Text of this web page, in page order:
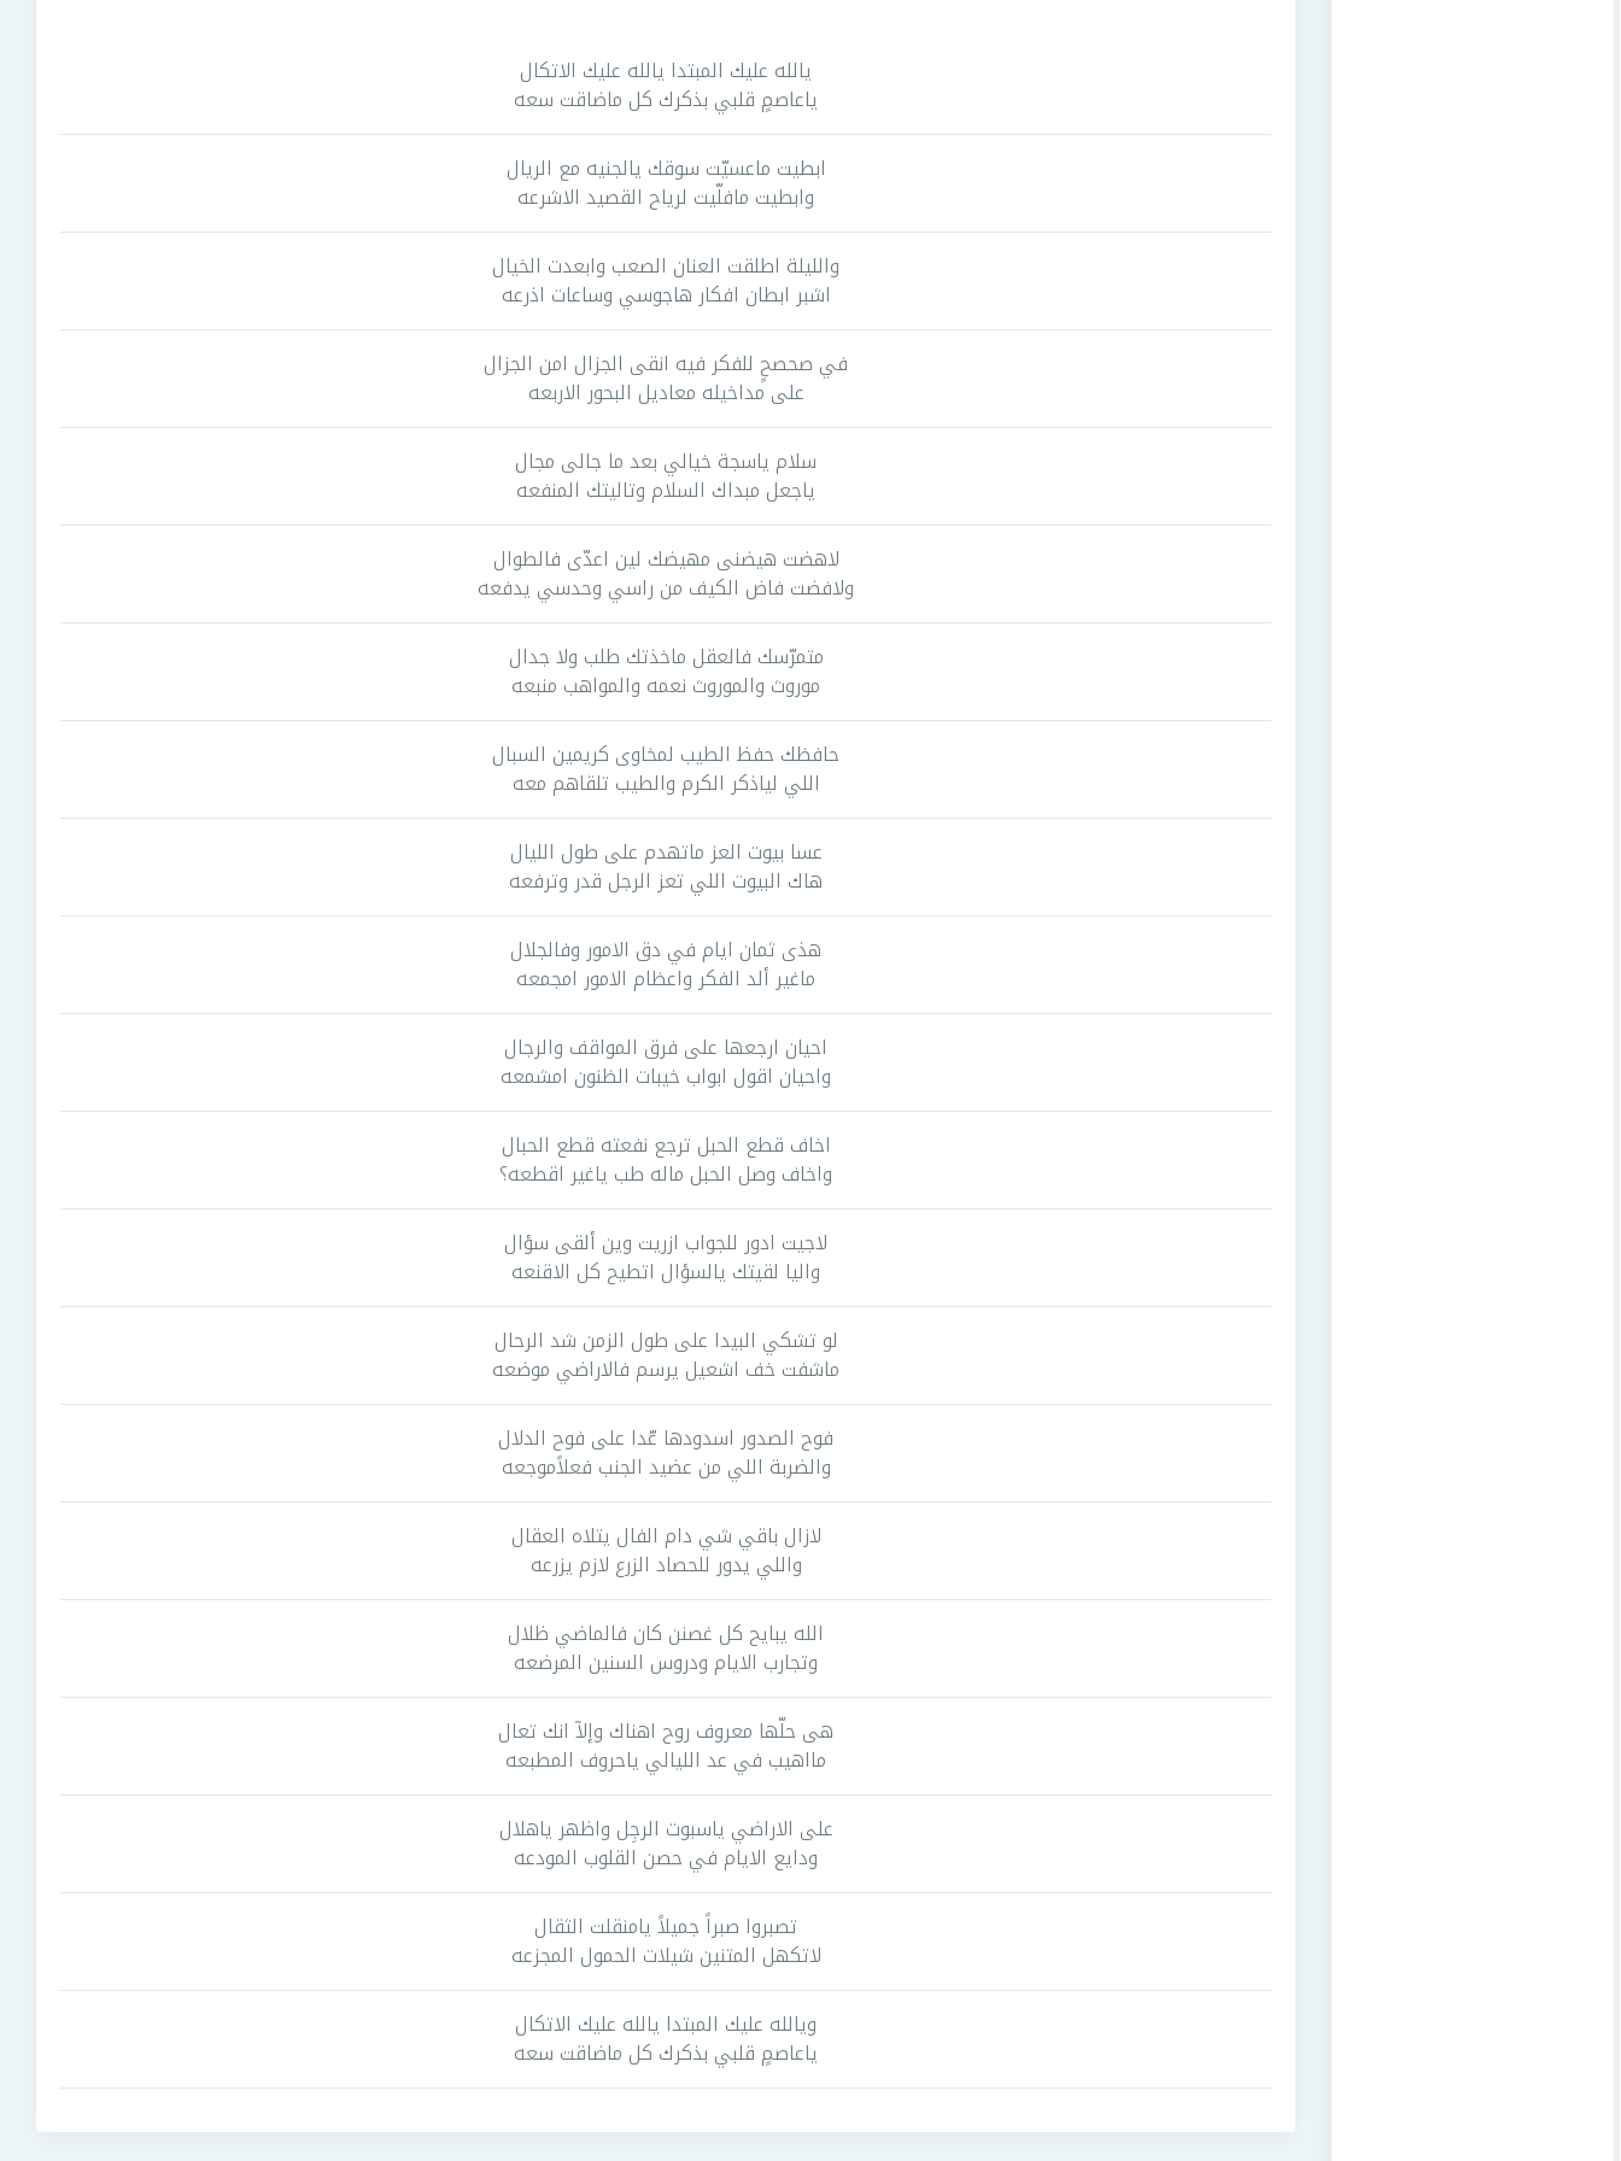
يالله عليك المبتدا يالله عليك الاتكال
ياعاصمٍ قلبي بذكرك كل ماضاقت سعه
ابطيت ماعسيّت سوقك يالجنيه مع الريال
وابطيت مافلّيت لرياح القصيد الاشرعه
والليلة اطلقت العنان الصعب وابعدت الخيال
اشبر ابطان افكار هاجوسي وساعات اذرعه
في صحصحٍ للفكر فيه انقى الجزال امن الجزال
على مداخيله معاديل البحور الاربعه
سلام ياسجة خيالي بعد ما جالى مجال
ياجعل مبداك السلام وتاليتك المنفعه
لاهضت هيضنى مهيضك لين اعدّى فالطوال
ولافضت فاض الكيف من راسي وحدسي يدفعه
متمرّسك فالعقل ماخذتك طلب ولا جدال
موروث والموروث نعمه والمواهب منبعه
حافظك حفظ الطيب لمخاوى كريمين السبال
اللي لياذكر الكرم والطيب تلقاهم معه
عسا بيوت العز ماتهدم على طول الليال
هاك البيوت اللي تعز الرجل قدر وترفعه
هذى ثمان ايام في دق الامور وفالجلال
ماغير ألد الفكر واعظام الامور امجمعه
احيان ارجعها على فرق المواقف والرجال
واحيان اقول ابواب خيبات الظنون امشمعه
اخاف قطع الحبل ترجع نفعته قطع الحبال
واخاف وصل الحبل ماله طب ياغير اقطعه؟
لاجيت ادور للجواب ازريت وين ألقى سؤال
واليا لقيتك يالسؤال اتطيح كل الاقنعه
لو تشكي البيدا على طول الزمن شد الرحال
ماشفت خف اشعيل يرسم فالاراضي موضعه
فوح الصدور اسدودها عّدا على فوح الدلال
والضربة اللي من عضيد الجنب فعلاًموجعه
لازال باقي شي دام الفال يتلاه العقال
واللي يدور للحصاد الزرع لازم يزرعه
الله يبايح كل غصنن كان فالماضي ظلال
وتجارب الايام ودروس السنين المرضعه
هى حلّها معروف روح اهناك وإلآ انك تعال
مااهيب في عد الليالي ياحروف المطبعه
على الاراضي ياسبوت الرجِل واظهر ياهلال
ودايع الايام في حصن القلوب المودعه
تصبروا صبراً جميلاً يامنقلت الثقال
لاتكهل المتنين شيلات الحمول المجزعه
ويالله عليك المبتدا يالله عليك الاتكال
ياعاصمٍ قلبي بذكرك كل ماضاقت سعه